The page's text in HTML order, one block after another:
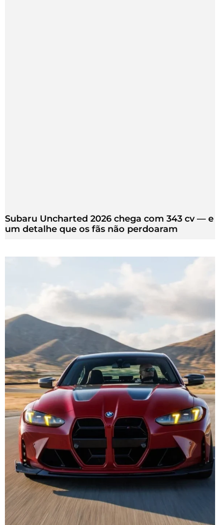
Subaru Uncharted 2026 chega com 343 cv — e
um detalhe que os fãs não perdoaram